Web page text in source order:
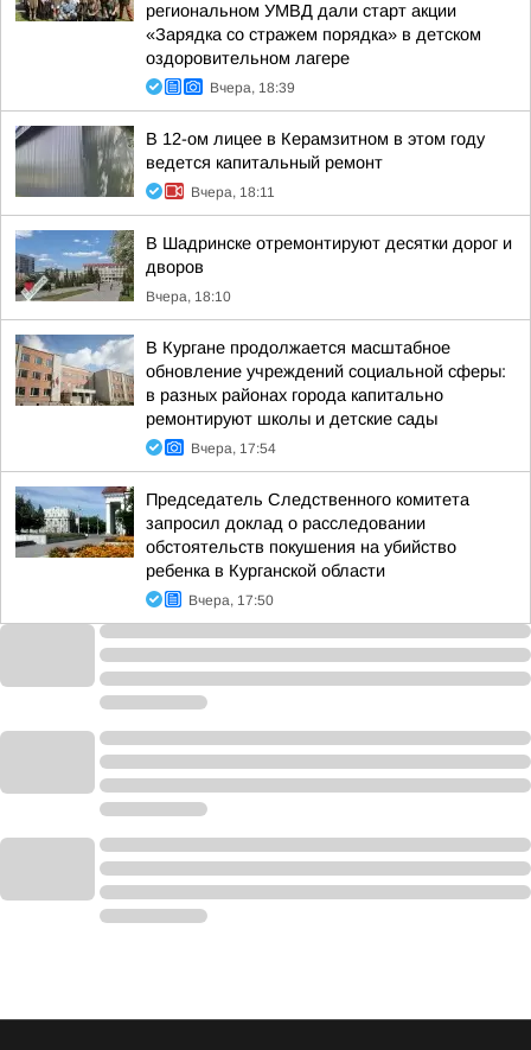
региональном УМВД дали старт акции
«Зарядка со стражем порядка» в детском
оздоровительном лагере
Вчера, 18:39
В 12-ом лицее в Керамзитном в этом году
ведется капитальный ремонт
Вчера, 18:11
В Шадринске отремонтируют десятки дорог и
дворов
Вчера, 18:10
В Кургане продолжается масштабное
обновление учреждений социальной сферы:
в разных районах города капитально
ремонтируют школы и детские сады
Вчера, 17:54
Председатель Следственного комитета
запросил доклад о расследовании
обстоятельств покушения на убийство
ребенка в Курганской области
Вчера, 17:50